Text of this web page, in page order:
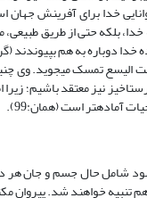
خدا برای آفرینش
بلکه حتی از طریق
تمسک می‏جوید. وی
نیز معتقد باشیم؛
آماده‏تر است (همان:99).
شامل حال جسم و جان
تنبیه خواهند شد. پیروان